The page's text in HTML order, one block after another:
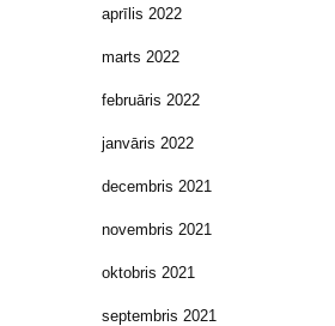
aprīlis 2022
marts 2022
februāris 2022
janvāris 2022
decembris 2021
novembris 2021
oktobris 2021
septembris 2021